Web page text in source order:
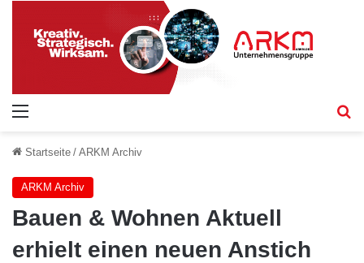
Startseite / ARKM Archiv
ARKM Archiv
Bauen & Wohnen Aktuell
erhielt einen neuen Anstich